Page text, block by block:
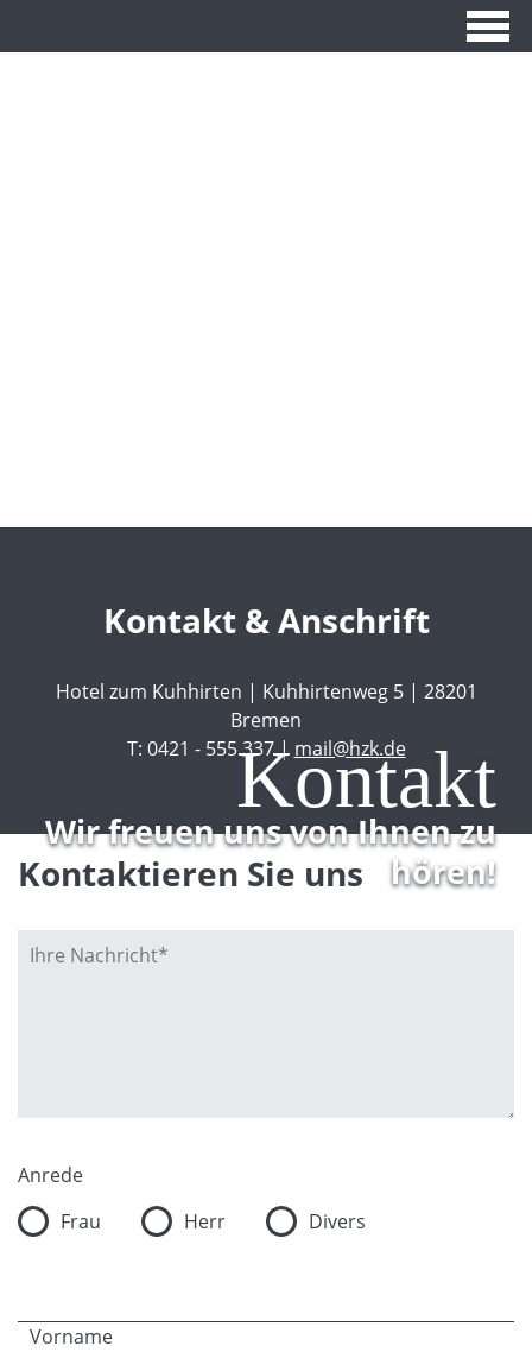
Kontakt
Wir freuen uns von Ihnen zu
hören!
Kontakt & Anschrift
Hotel zum Kuhhirten | Kuhhirtenweg 5 | 28201
Bremen
T: 0421 - 555 337 | mail@hzk.de
Kontaktieren Sie uns
Anrede
Frau
Herr Divers
Vorname